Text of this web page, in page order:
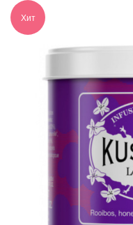
Хит